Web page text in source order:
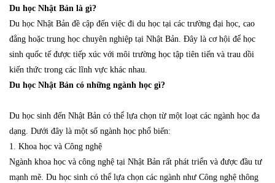
Du học Nhật Bản là gì?
Du học Nhật Bản đề cập đến việc đi du học tại các trường đại học, cao
đẳng hoặc trung học chuyên nghiệp tại Nhật Bản. Đây là cơ hội để học
sinh quốc tế được tiếp xúc với môi trường học tập tiên tiến và trau dồi
kiến thức trong các lĩnh vực khác nhau.
Du học Nhật Bản có những ngành học gì?
Du học sinh đến Nhật Bản có thể lựa chọn từ một loạt các ngành học đa
dạng. Dưới đây là một số ngành học phổ biến:
1. Khoa học và Công nghệ
Ngành khoa học và công nghệ tại Nhật Bản rất phát triển và được đầu tư
mạnh mẽ. Du học sinh có thể lựa chọn các ngành như Công nghệ thông